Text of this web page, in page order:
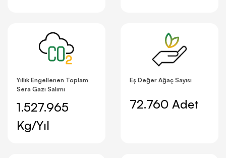
Yıllık Engellenen Toplam
Sera Gazı Salımı
1.527.965
Kg/Yıl
Eş Değer Ağaç Sayısı
72.760 Adet